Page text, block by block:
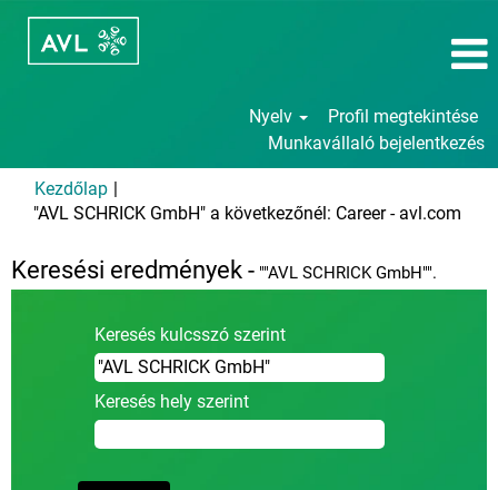
Nyelv
Profil megtekintése
Munkavállaló bejelentkezés
Kezdőlap |
"AVL SCHRICK GmbH" a következőnél: Career - avl.com
Keresési eredmények - ""AVL SCHRICK GmbH"".
Keresés kulcsszó szerint
Keresés hely szerint